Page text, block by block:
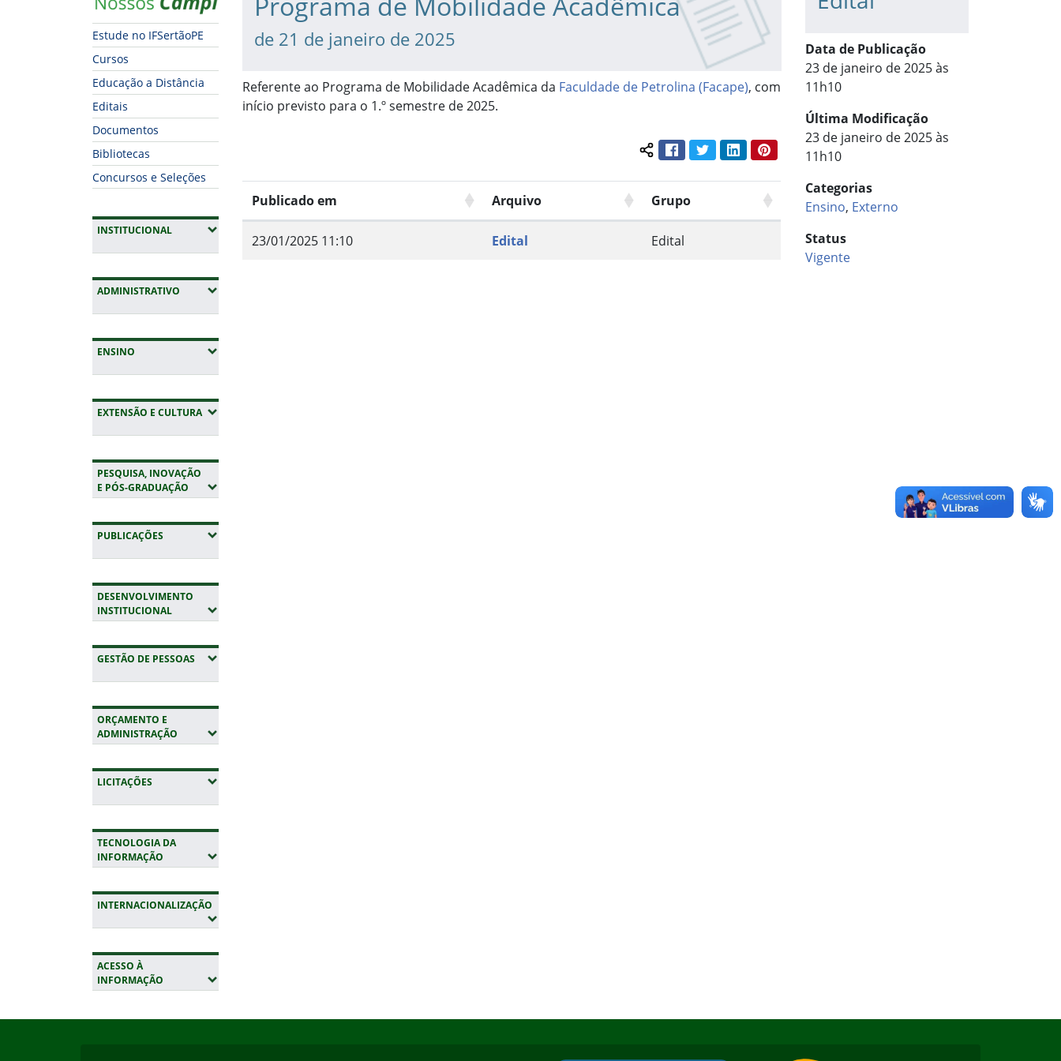
Estude no IFSertãoPE
Cursos
Educação a Distância
Editais
Documentos
Bibliotecas
Concursos e Seleções
INSTITUCIONAL(EXPANDIR SUBMENUS)
ADMINISTRATIVO (EXPANDIR SUBMENUS)
ENSINO (EXPANDIR SUBMENUS)
EXTENSÃO E CULTURA(EXPANDIR SUBMENUS)
PESQUISA, INOVAÇÃO
E PÓS-GRADUAÇÃO (EXPANDIR SUBMENUS)
PUBLICAÇÕES (EXPANDIR SUBMENUS)
DESENVOLVIMENTO
INSTITUCIONAL(EXPANDIR SUBMENUS)
GESTÃO DE PESSOAS (EXPANDIR SUBMENUS)
ORÇAMENTO E
ADMINISTRAÇÃO (EXPANDIR SUBMENUS)
LICITAÇÕES (EXPANDIR SUBMENUS)
TECNOLOGIA DA
INFORMAÇÃO (EXPANDIR SUBMENUS)
INTERNACIONALIZAÇÃO
ACESSO À
INFORMAÇÃO (EXPANDIR SUBMENUS)
de 21 de janeiro de 2025
Referente ao Programa de Mobilidade Acadêmica da Faculdade de Petrolina (Facape), com
início previsto para o 1.º semestre de 2025.
Compartilhar conteúdo:
FacebookTwitterLinkedInPinterest
Publicado em Arquivo Grupo
23/01/2025 11:10 Edital Edital
Data de Publicação
23 de janeiro de 2025 às
11h10
Última Modificação
23 de janeiro de 2025 às
11h10
Categorias
Ensino, Externo
Status
Vigente